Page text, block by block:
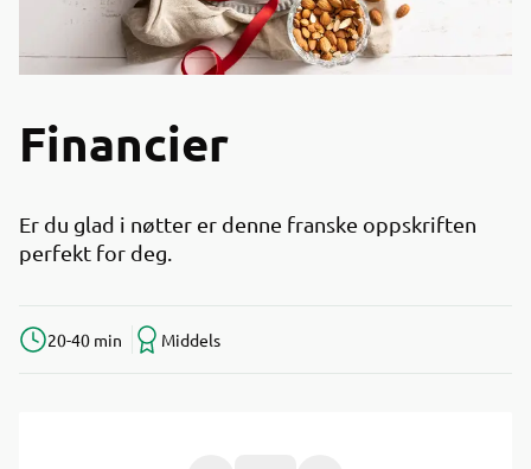
Financier
Er du glad i nøtter er denne franske oppskriften
perfekt for deg.
20-40 min Middels